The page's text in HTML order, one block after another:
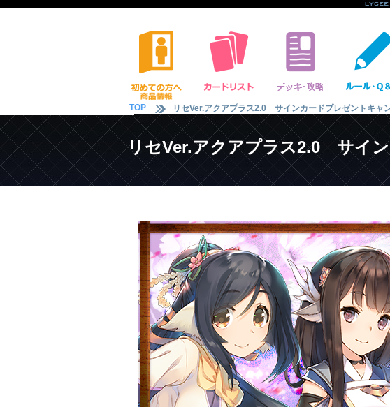
TOP リセVer.アクアプラス2.0 サインカードプレゼントキャ
リセVer.アクアプラス2.0 サイ